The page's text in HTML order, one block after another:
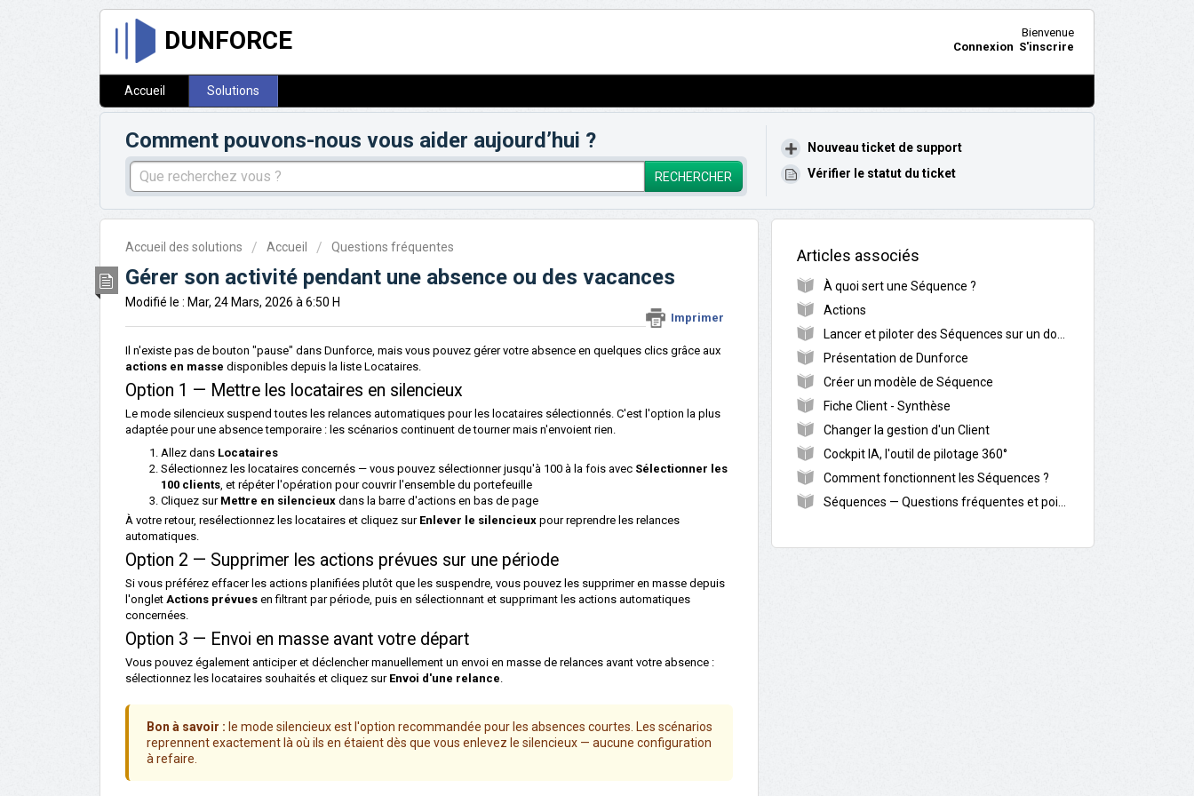
DUNFORCE
Bienvenue
Connexion S'inscrire
Accueil Solutions
Comment pouvons-nous vous aider aujourd’hui ?
RECHERCHER
Nouveau ticket de support
Vérifier le statut du ticket
Accueil des solutions Accueil Questions fréquentes
Gérer son activité pendant une absence ou des vacances
Imprimer
Modifié le : Mar, 24 Mars, 2026 à 6:50 H
Il n'existe pas de bouton "pause" dans Dunforce, mais vous pouvez gérer votre absence en quelques clics grâce aux
actions en masse disponibles depuis la liste Locataires.
Option 1 — Mettre les locataires en silencieux
Le mode silencieux suspend toutes les relances automatiques pour les locataires sélectionnés. C'est l'option la plus
adaptée pour une absence temporaire : les scénarios continuent de tourner mais n'envoient rien.
Allez dans Locataires
Sélectionnez les locataires concernés — vous pouvez sélectionner jusqu'à 100 à la fois avec Sélectionner les
100 clients, et répéter l'opération pour couvrir l'ensemble du portefeuille
Cliquez sur Mettre en silencieux dans la barre d'actions en bas de page
À votre retour, resélectionnez les locataires et cliquez sur Enlever le silencieux pour reprendre les relances
automatiques.
Option 2 — Supprimer les actions prévues sur une période
Si vous préférez effacer les actions planifiées plutôt que les suspendre, vous pouvez les supprimer en masse depuis
l'onglet Actions prévues en filtrant par période, puis en sélectionnant et supprimant les actions automatiques
concernées.
Option 3 — Envoi en masse avant votre départ
Vous pouvez également anticiper et déclencher manuellement un envoi en masse de relances avant votre absence :
sélectionnez les locataires souhaités et cliquez sur Envoi d'une relance.
Bon à savoir : le mode silencieux est l'option recommandée pour les absences courtes. Les scénarios
reprennent exactement là où ils en étaient dès que vous enlevez le silencieux — aucune configuration
à refaire.
Articles associés
À quoi sert une Séquence ?
Actions
Lancer et piloter des Séquences sur un dossier
Présentation de Dunforce
Créer un modèle de Séquence
Fiche Client - Synthèse
Changer la gestion d'un Client
Cockpit IA, l'outil de pilotage 360°
Comment fonctionnent les Séquences ?
Séquences — Questions fréquentes et points d’attention